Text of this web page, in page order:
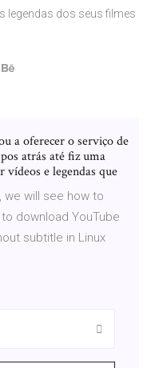
legendas dos seus filmes
a oferecer o serviço de
atrás até fiz uma
vídeos e legendas que
we will see how to
download YouTube
subtitle in Linux